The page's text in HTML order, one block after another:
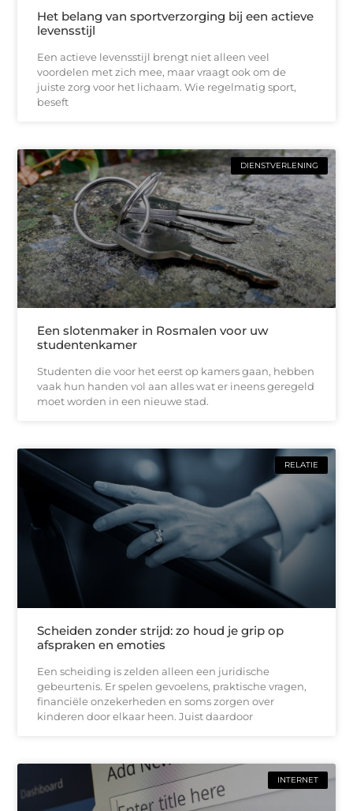
Het belang van sportverzorging bij een actieve
levensstijl
Een actieve levensstijl brengt niet alleen veel
voordelen met zich mee, maar vraagt ook om de
juiste zorg voor het lichaam. Wie regelmatig sport,
beseft
DIENSTVERLENING
Een slotenmaker in Rosmalen voor uw
studentenkamer
Studenten die voor het eerst op kamers gaan, hebben
vaak hun handen vol aan alles wat er ineens geregeld
moet worden in een nieuwe stad.
RELATIE
Scheiden zonder strijd: zo houd je grip op
afspraken en emoties
Een scheiding is zelden alleen een juridische
gebeurtenis. Er spelen gevoelens, praktische vragen,
financiële onzekerheden en soms zorgen over
kinderen door elkaar heen. Juist daardoor
INTERNET